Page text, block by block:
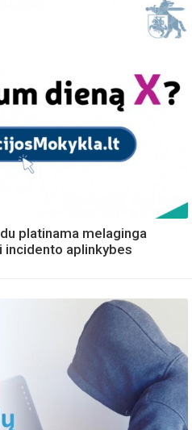
platinama melaginga
incidento aplinkybes